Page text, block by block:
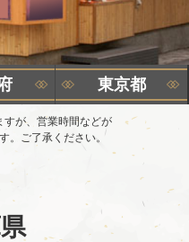
東京都
が、営業時間などが
。ご了承ください。